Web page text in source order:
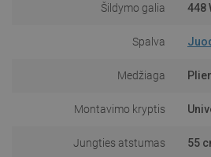
Šildymo galia 448
Spalva
Medžiaga
Montavimo kryptis
Jungties atstumas 55